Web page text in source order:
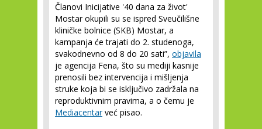
Članovi Inicijative '40 dana za život'
Mostar okupili su se ispred Sveučilišne
kliničke bolnice (SKB) Mostar, a
kampanja će trajati do 2. studenoga,
svakodnevno od 8 do 20 sati”, objavila
je agencija Fena, što su mediji kasnije
prenosili bez intervencija i mišljenja
struke koja bi se isključivo zadržala na
reproduktivnim pravima, a o čemu je
Mediacentarveć pisao.